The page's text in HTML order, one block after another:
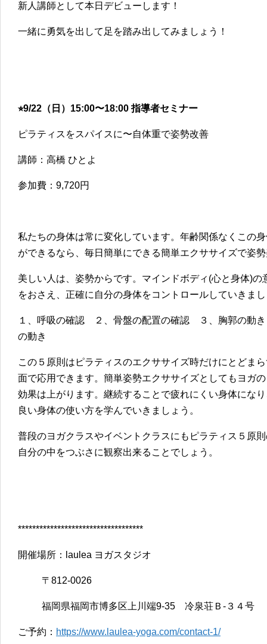
新人講師として本日デビューします！
一緒に勇気を出して足を踏み出してみましょう！
⭐︎9/22（日）15:00〜18:00 指導者セミナー
ピラティスをスパイスに〜自体重で姿勢改善
講師：高橋 ひとよ
参加費：9,720円
私たちの身体は常に変化しています。年齢関係なくこの
ができるなら、毎日簡単にできる簡単エクササイズで姿
美しい人は、姿勢からです。マインドボディ(心と身体)
をおさえ、正確に自分の身体をコントロールしていきま
１、呼吸の確認 ２、骨盤の配置の確認 ３、胸郭の動
の動き
この５原則はピラティスのエクササイズ時だけにとどま
面で応用できます。簡単姿勢エクササイズとしてもヨガ
効果は上がります。継続することで疲れにくい身体にな
良い身体の使い方を学んでいきましょう。
普段のヨガクラスやイベントクラスにもピラティス５原
自分の中をつぶさに観察出来ることでしょう。
***********************************
開催場所：laulea ヨガスタジオ
〒812-0026
福岡県福岡市博多区上川端9-35 冷泉荘Ｂ-３４号
ご予約： https://www.laulea-yoga.com/contact-1/